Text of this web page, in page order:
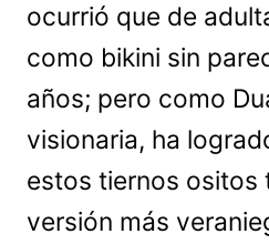
ocurrió que de
como bikini sin
años; pero como
visionaria, ha
estos tiernos ositos
versión más